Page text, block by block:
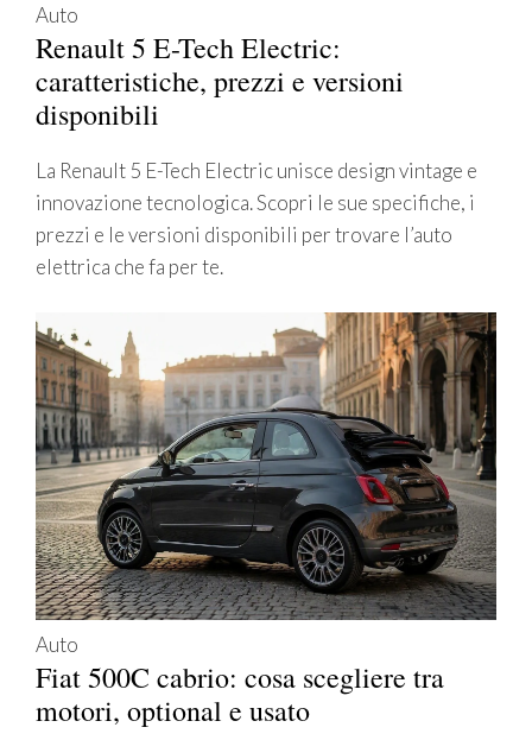
Auto
Renault 5 E-Tech Electric:
caratteristiche, prezzi e versioni
disponibili
La Renault 5 E-Tech Electric unisce design vintage e
innovazione tecnologica. Scopri le sue specifiche, i
prezzi e le versioni disponibili per trovare l’auto
elettrica che fa per te.
Auto
Fiat 500C cabrio: cosa scegliere tra
motori, optional e usato